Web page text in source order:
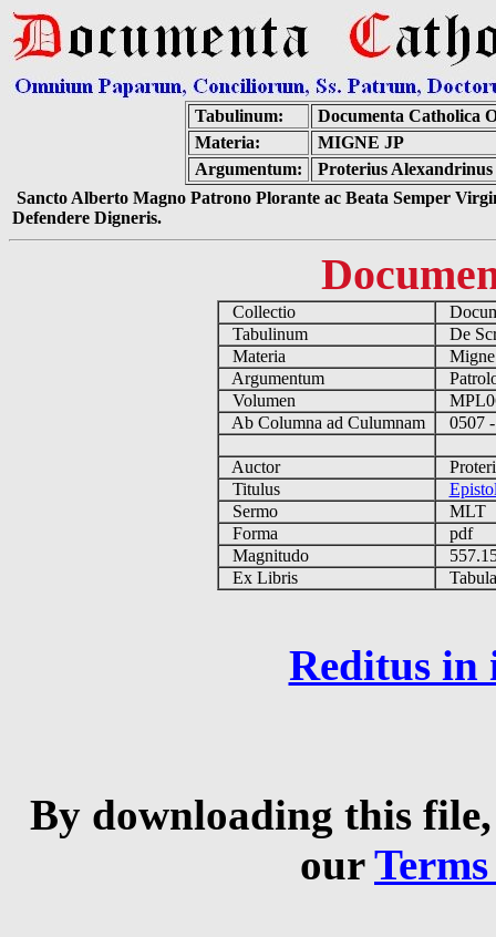
Tabulinum:
Documenta Catholica
Materia:
MIGNE JP
Argumentum:
Proterius Alexandrinus
Sancto Alberto Magno Patrono Plorante ac Beata Semper
Defendere Digneris.
Collectio
Tabulinum
De
Materia
Argumentum
Volumen
Ab Columna ad Culumnam
0507
Auctor
Titulus
Sermo
MLT
Forma
pdf
Magnitudo
Ex Libris
Reditus in
By downloading this
our